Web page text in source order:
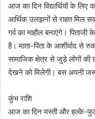
आज का दिन विद्यार्थियों के
आर्थिक उलझनों से राहत मिल
गर्व का माहौल बनाएंगे।
है। माता-पिता के आशीर्वाद से
सामाजिक क्षेत्र से जुड़े लोगों की
देखने को मिलेगी। बस अपनी
कुंभ राशि
आज का दिन मस्ती और हल्के-